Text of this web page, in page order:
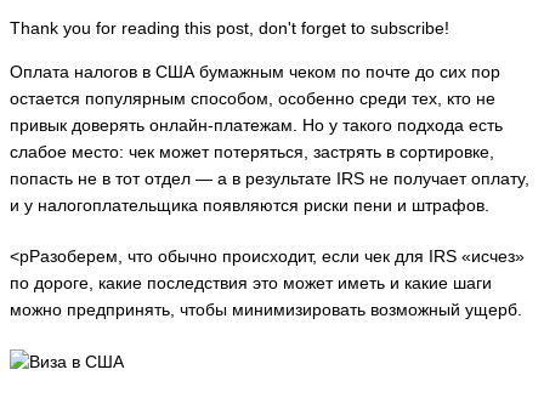
Thank you for reading this post, don't forget to subscribe!
Оплата налогов в США бумажным чеком по почте до сих пор
остается популярным способом, особенно среди тех, кто не
привык доверять онлайн-платежам. Но у такого подхода есть
слабое место: чек может потеряться, застрять в сортировке,
попасть не в тот отдел — а в результате IRS не получает оплату,
и у налогоплательщика появляются риски пени и штрафов.
<pРазоберем, что обычно происходит, если чек для IRS «исчез»
по дороге, какие последствия это может иметь и какие шаги
можно предпринять, чтобы минимизировать возможный ущерб.